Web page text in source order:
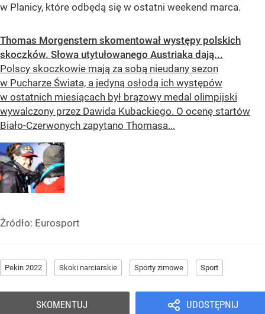
w Planicy, które odbędą się w ostatni weekend marca.
Thomas Morgenstern skomentował występy polskich
skoczków. Słowa utytułowanego Austriaka dają...
Polscy skoczkowie mają za sobą nieudany sezon
w Pucharze Świata, a jedyną osłodą ich występów
w ostatnich miesiącach był brązowy medal olimpijski
wywalczony przez Dawida Kubackiego. O ocenę startów
Biało-Czerwonych zapytano Thomasa...
Źródło: Eurosport
Pekin 2022 Skoki narciarskie Sporty zimowe Sport
UDOSTĘPNIJ
SKOMENTUJ